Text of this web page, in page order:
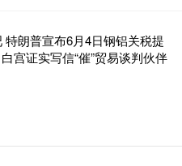
特朗普宣布6月4日钢铝关税提
宫证实写信“催”贸易谈判伙伴